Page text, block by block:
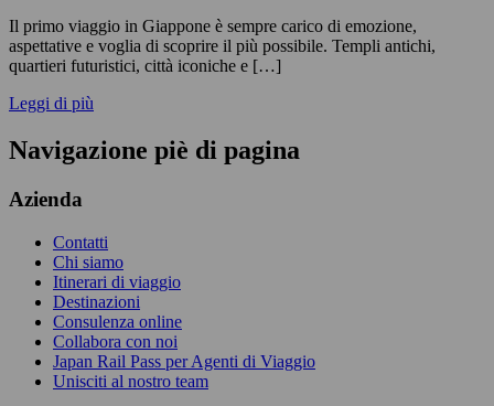
Il primo viaggio in Giappone è sempre carico di emozione,
aspettative e voglia di scoprire il più possibile. Templi antichi,
quartieri futuristici, città iconiche e […]
Leggi di più
Navigazione piè di pagina
Azienda
Contatti
Chi siamo
Itinerari di viaggio
Destinazioni
Consulenza online
Collabora con noi
Japan Rail Pass per Agenti di Viaggio
Unisciti al nostro team